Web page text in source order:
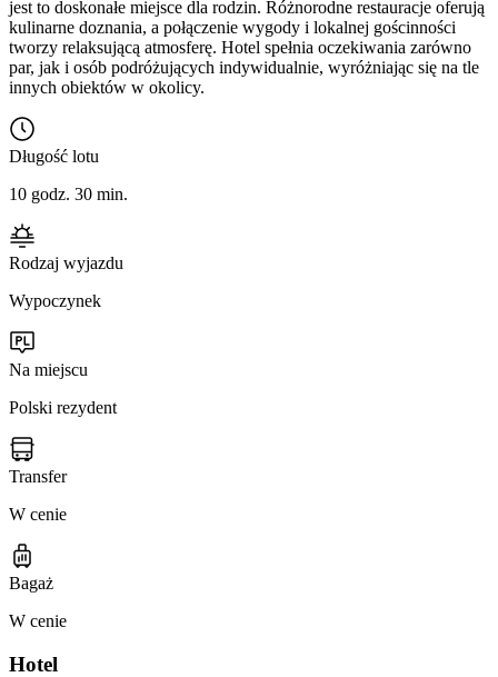
jest to doskonałe miejsce dla rodzin. Różnorodne restauracje oferują
kulinarne doznania, a połączenie wygody i lokalnej gościnności
tworzy relaksującą atmosferę. Hotel spełnia oczekiwania zarówno
par, jak i osób podróżujących indywidualnie, wyróżniając się na tle
innych obiektów w okolicy.
Długość lotu
10 godz. 30 min.
Rodzaj wyjazdu
Wypoczynek
Na miejscu
Polski rezydent
Transfer
W cenie
Bagaż
W cenie
Hotel